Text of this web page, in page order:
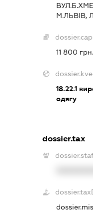
М.ЛЬВІВ,
11 800 грн.
18.22.1
одягу
dossier.tax